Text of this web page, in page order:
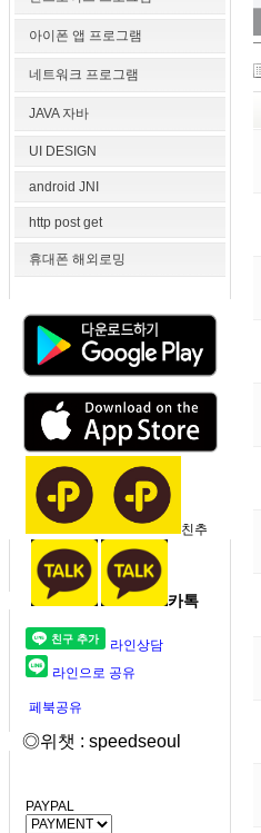
아이폰 앱 프로그램
네트워크 프로그램
JAVA 자바
UI DESIGN
android JNI
http post get
휴대폰 해외로밍
친추
카톡
라인상담
라인으로 공유
페북공유
◎위챗 : speedseoul
PAYPAL